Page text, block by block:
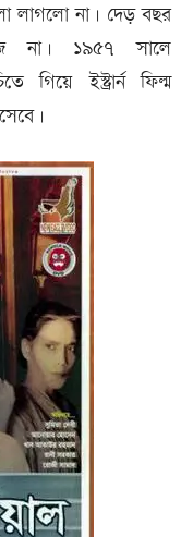
লাগলো না। দেড় বছর
১৯৫৭ সালে
গিয়ে ইস্ট্রার্ন ফিল্ম